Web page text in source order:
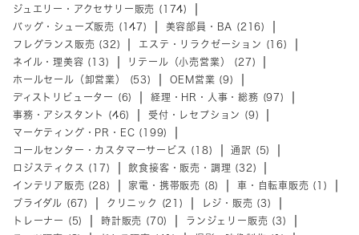
ジュエリー・アクセサリー販売 (174)
バッグ・シューズ販売 (147)
美容部員・BA (216)
フレグランス販売 (32)
エステ・リラクゼーション (16)
ネイル・理美容 (13)
リテール（小売営業） (27)
ホールセール（卸営業） (53)
OEM営業 (9)
ディストリビューター (6)
経理・HR・人事・総務 (97)
事務・アシスタント (46)
受付・レセプション (9)
マーケティング・PR・EC (199)
コールセンター・カスタマーサービス (18)
通訳 (5)
ロジスティクス (17)
飲食接客・販売・調理 (32)
インテリア販売 (28)
家電・携帯販売 (8)
車・自転車販売 (1)
ブライダル (67)
クリニック (21)
レジ・販売 (3)
トレーナー (5)
時計販売 (70)
ランジェリー販売 (3)